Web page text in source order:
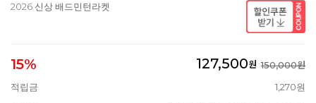
2026 신상 배드민턴라켓
15% 127,500원 150,000원
적립금
1,270원